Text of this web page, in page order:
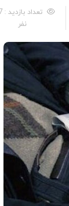
تعداد
نفر